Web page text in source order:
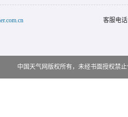
客服电
中国天气网版权所有，未经书面授权